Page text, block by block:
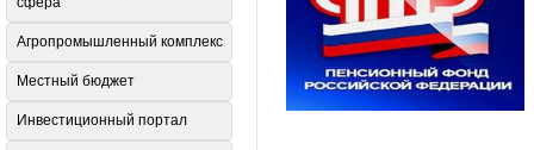
Агропромышленный комплекс
Местный бюджет
Инвестиционный портал